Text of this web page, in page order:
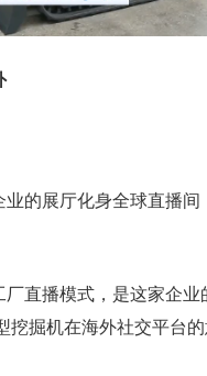
展厅化身全球直播间
播模式，是这家企业
掘机在海外社交平台的